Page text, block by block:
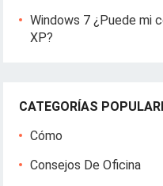
Windows 7 ¿Puede mi
XP?
CATEGORÍAS
Cómo
Consejos De Oficina